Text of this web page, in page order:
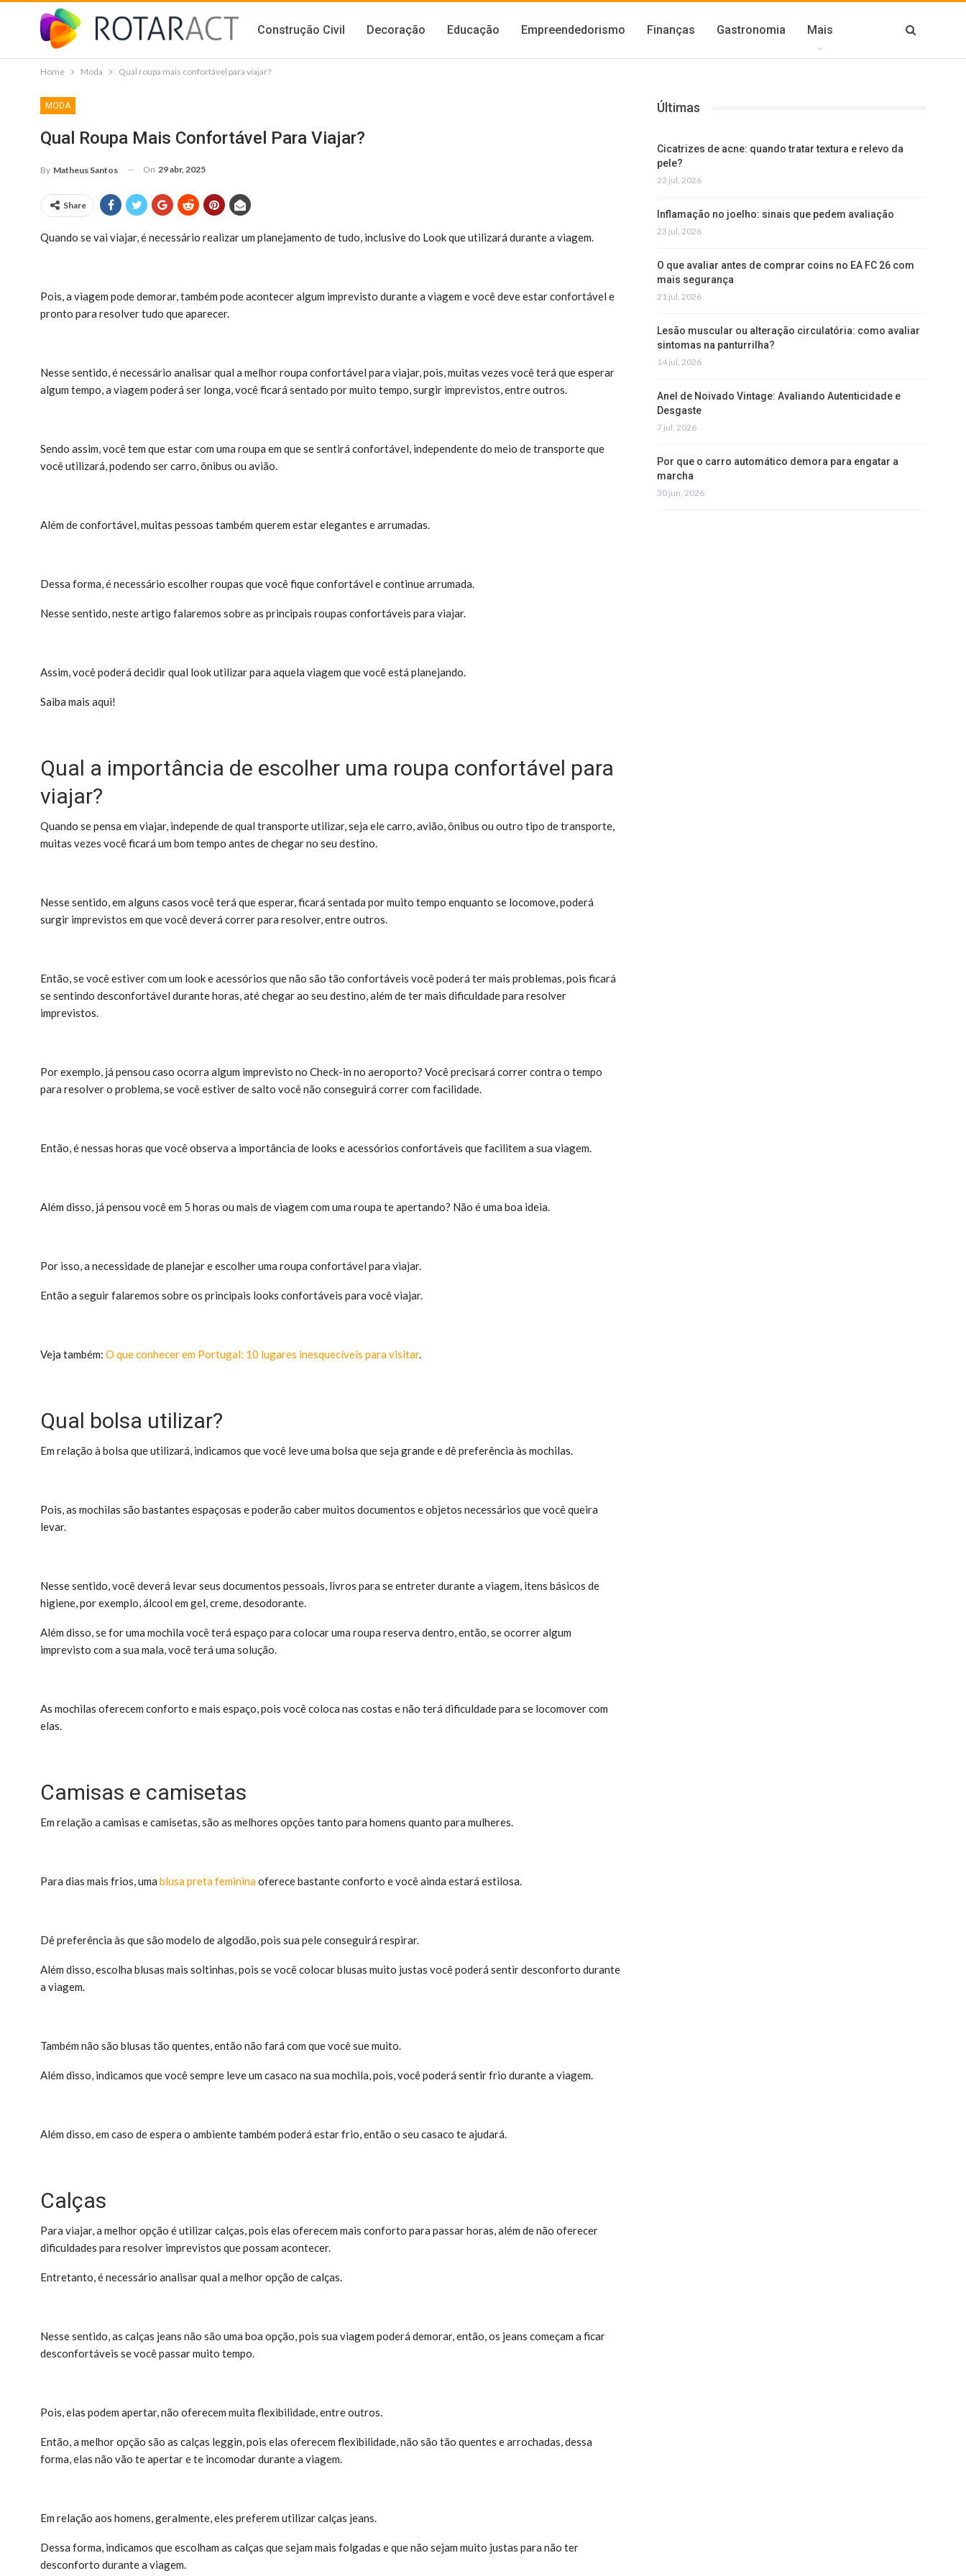
Construção Civil Decoração Educação Empreendedorismo Finanças Gastronomia Mais
Home Moda Qual roupa mais confortável para viajar?
MODA
Qual Roupa Mais Confortável Para Viajar?
By Matheus Santos On 29 abr, 2025
Share
Quando se vai viajar, é necessário realizar um planejamento de tudo, inclusive do Look que utilizará durante a viagem.
Pois, a viagem pode demorar, também pode acontecer algum imprevisto durante a viagem e você deve estar confortável e
pronto para resolver tudo que aparecer.
Nesse sentido, é necessário analisar qual a melhor roupa confortável para viajar, pois, muitas vezes você terá que esperar
algum tempo, a viagem poderá ser longa, você ficará sentado por muito tempo, surgir imprevistos, entre outros.
Sendo assim, você tem que estar com uma roupa em que se sentirá confortável, independente do meio de transporte que
você utilizará, podendo ser carro, ônibus ou avião.
Além de confortável, muitas pessoas também querem estar elegantes e arrumadas.
Dessa forma, é necessário escolher roupas que você fique confortável e continue arrumada.
Nesse sentido, neste artigo falaremos sobre as principais roupas confortáveis para viajar.
Assim, você poderá decidir qual look utilizar para aquela viagem que você está planejando.
Saiba mais aqui!
Qual a importância de escolher uma roupa confortável para
viajar?
Quando se pensa em viajar, independe de qual transporte utilizar, seja ele carro, avião, ônibus ou outro tipo de transporte,
muitas vezes você ficará um bom tempo antes de chegar no seu destino.
Nesse sentido, em alguns casos você terá que esperar, ficará sentada por muito tempo enquanto se locomove, poderá
surgir imprevistos em que você deverá correr para resolver, entre outros.
Então, se você estiver com um look e acessórios que não são tão confortáveis você poderá ter mais problemas, pois ficará
se sentindo desconfortável durante horas, até chegar ao seu destino, além de ter mais dificuldade para resolver
imprevistos.
Por exemplo, já pensou caso ocorra algum imprevisto no Check-in no aeroporto? Você precisará correr contra o tempo
para resolver o problema, se você estiver de salto você não conseguirá correr com facilidade.
Então, é nessas horas que você observa a importância de looks e acessórios confortáveis que facilitem a sua viagem.
Além disso, já pensou você em 5 horas ou mais de viagem com uma roupa te apertando? Não é uma boa ideia.
Por isso, a necessidade de planejar e escolher uma roupa confortável para viajar.
Então a seguir falaremos sobre os principais looks confortáveis para você viajar.
Veja também: O que conhecer em Portugal: 10 lugares inesquecíveis para visitar.
Qual bolsa utilizar?
Em relação à bolsa que utilizará, indicamos que você leve uma bolsa que seja grande e dê preferência às mochilas.
Pois, as mochilas são bastantes espaçosas e poderão caber muitos documentos e objetos necessários que você queira
levar.
Nesse sentido, você deverá levar seus documentos pessoais, livros para se entreter durante a viagem, itens básicos de
higiene, por exemplo, álcool em gel, creme, desodorante.
Além disso, se for uma mochila você terá espaço para colocar uma roupa reserva dentro, então, se ocorrer algum
imprevisto com a sua mala, você terá uma solução.
As mochilas oferecem conforto e mais espaço, pois você coloca nas costas e não terá dificuldade para se locomover com
elas.
Camisas e camisetas
Em relação a camisas e camisetas, são as melhores opções tanto para homens quanto para mulheres.
Para dias mais frios, uma blusa preta femininaoferece bastante conforto e você ainda estará estilosa.
Dê preferência às que são modelo de algodão, pois sua pele conseguirá respirar.
Além disso, escolha blusas mais soltinhas, pois se você colocar blusas muito justas você poderá sentir desconforto durante
a viagem.
Também não são blusas tão quentes, então não fará com que você sue muito.
Além disso, indicamos que você sempre leve um casaco na sua mochila, pois, você poderá sentir frio durante a viagem.
Além disso, em caso de espera o ambiente também poderá estar frio, então o seu casaco te ajudará.
Calças
Para viajar, a melhor opção é utilizar calças, pois elas oferecem mais conforto para passar horas, além de não oferecer
dificuldades para resolver imprevistos que possam acontecer.
Entretanto, é necessário analisar qual a melhor opção de calças.
Nesse sentido, as calças jeans não são uma boa opção, pois sua viagem poderá demorar, então, os jeans começam a ficar
desconfortáveis se você passar muito tempo.
Pois, elas podem apertar, não oferecem muita flexibilidade, entre outros.
Então, a melhor opção são as calças leggin, pois elas oferecem flexibilidade, não são tão quentes e arrochadas, dessa
forma, elas não vão te apertar e te incomodar durante a viagem.
Em relação aos homens, geralmente, eles preferem utilizar calças jeans.
Dessa forma, indicamos que escolham as calças que sejam mais folgadas e que não sejam muito justas para não ter
desconforto durante a viagem.
Últimas
Cicatrizes de acne: quando tratar textura e relevo da
pele?
23 jul, 2026
Inflamação no joelho: sinais que pedem avaliação
23 jul, 2026
O que avaliar antes de comprar coins no EA FC 26 com
mais segurança
21 jul, 2026
Lesão muscular ou alteração circulatória: como avaliar
sintomas na panturrilha?
14 jul, 2026
Anel de Noivado Vintage: Avaliando Autenticidade e
Desgaste
7 jul, 2026
Por que o carro automático demora para engatar a
marcha
30 jun, 2026